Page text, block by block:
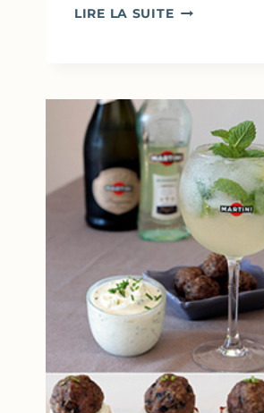
LIRE LA SUITECAKE
BEURRE
(SANS
CUISSON)